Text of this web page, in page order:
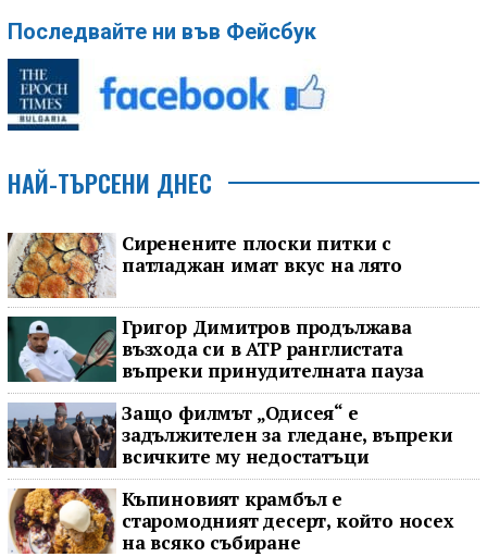
Последвайте ни във Фейсбук
НАЙ-ТЪРСЕНИ ДНЕС
Сиренените плоски питки с
патладжан имат вкус на лято
Григор Димитров продължава
възхода си в ATP ранглистата
въпреки принудителната пауза
Защо филмът „Одисея“ е
задължителен за гледане, въпреки
всичките му недостатъци
Къпиновият крамбъл е
старомодният десерт, който носех
на всяко събиране